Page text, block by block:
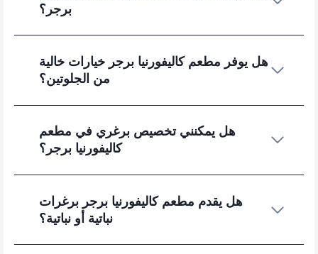
برجر؟
هل يوفر مطعم كاليفورنيا برجر خيارات خالية
من الجلوتين؟
هل يمكنني تخصيص برغري في مطعم
كاليفورنيا برجر؟
هل يقدم مطعم كاليفورنيا برجر برغرات
نباتية أو نباتية؟